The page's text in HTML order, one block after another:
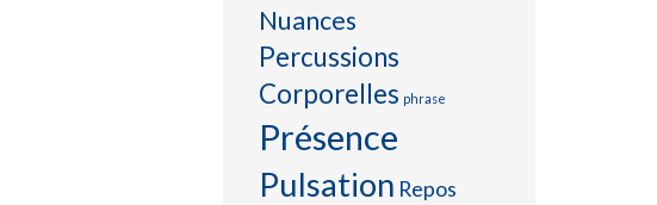
Nuances
Percussions
Corporelles phrase
Présence
Pulsation Repos